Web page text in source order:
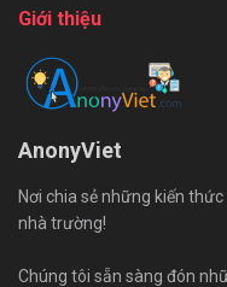
Giới thiệu
AnonyViet
Nơi chia sẻ những kiến
nhà trường!
Chúng tôi sẵn sàng đón